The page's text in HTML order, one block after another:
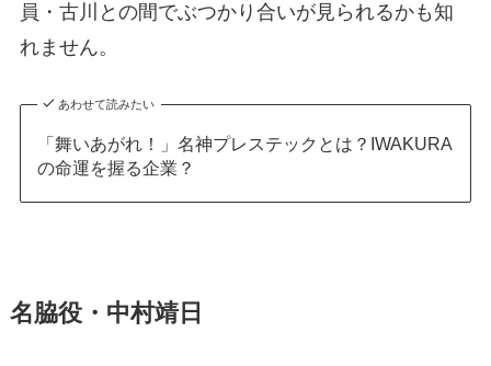
員・古川との間でぶつかり合いが見られるかも知
れません。
あわせて読みたい
「舞いあがれ！」名神プレステックとは？IWAKURA
の命運を握る企業？
名脇役・中村靖日